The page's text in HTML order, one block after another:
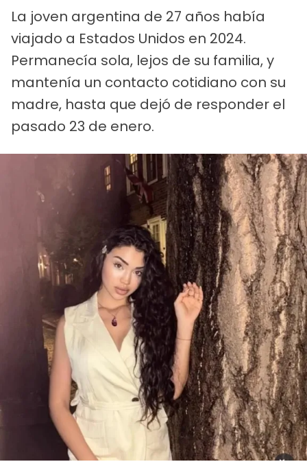
La joven argentina de 27 años había
viajado a Estados Unidos en 2024.
Permanecía sola, lejos de su familia, y
mantenía un contacto cotidiano con su
madre, hasta que dejó de responder el
pasado 23 de enero.